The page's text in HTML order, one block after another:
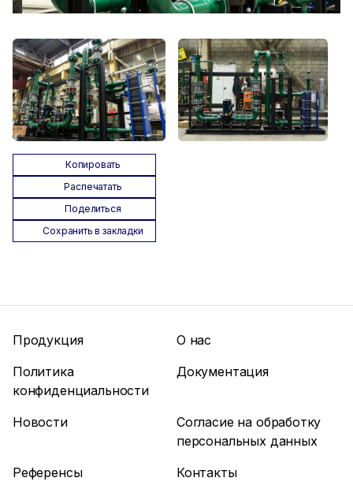
Копировать
Распечатать
Поделиться
Сохранить в закладки
Продукция
О нас
Политика
конфиденциальности
Документация
Новости
Согласие на обработку
персональных данных
Референсы
Контакты